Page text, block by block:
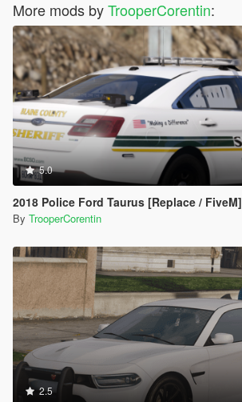
More mods byTrooperCorentin:
5.0
2018 Police Ford Taurus [Replace / FiveM]
By TrooperCorentin
2.5